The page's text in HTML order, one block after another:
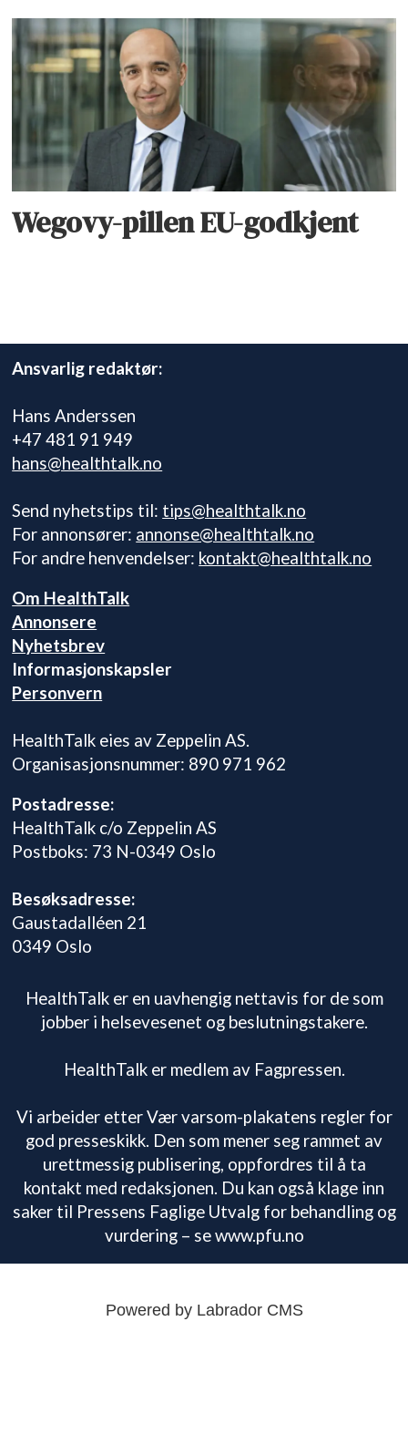
Wegovy-pillen EU-godkjent
Ansvarlig redaktør:
Hans Anderssen
+47 481 91 949
hans@healthtalk.no
Send nyhetstips til: tips@healthtalk.no
For annonsører: annonse@healthtalk.no
For andre henvendelser: kontakt@healthtalk.no
Om HealthTalk
Annonsere
Nyhetsbrev
Informasjonskapsler
Personvern
HealthTalk eies av Zeppelin AS.
Organisasjonsnummer: 890 971 962
Postadresse:
HealthTalk c/o Zeppelin AS
Postboks: 73 N-0349 Oslo
Besøksadresse:
Gaustadalléen 21
0349 Oslo
HealthTalk er en uavhengig nettavis for de som
jobber i helsevesenet og beslutningstakere.
HealthTalk er medlem av Fagpressen.
Vi arbeider etter Vær varsom-plakatens regler for
god presseskikk. Den som mener seg rammet av
urettmessig publisering, oppfordres til å ta
kontakt med redaksjonen. Du kan også klage inn
saker til Pressens Faglige Utvalg for behandling og
vurdering – se www.pfu.no
Powered by Labrador CMS